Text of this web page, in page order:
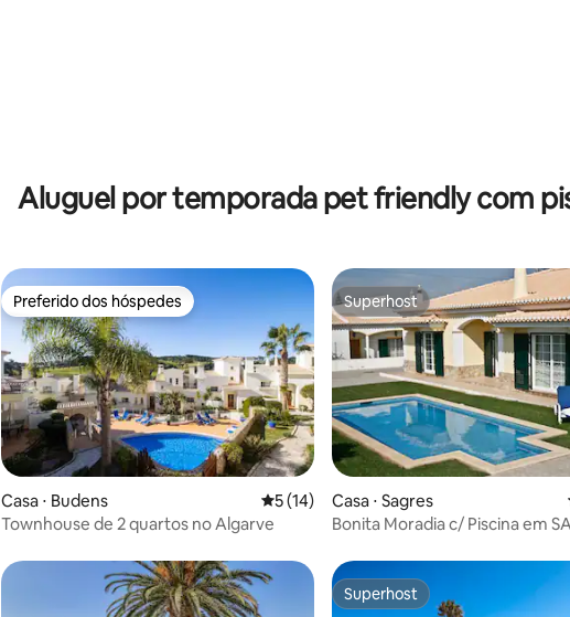
Aluguel por temporada pet friendly com
Preferido dos hóspedes
Preferido dos hóspedes
Casa ⋅ Budens 5 de uma avaliação média de 5, 14
5 (14)
Townhouse de 2 quartos no Algarve
Superhost
Superhost
Casa ⋅ Sagres
Bonita Moradia c/
Superhost
Superhost